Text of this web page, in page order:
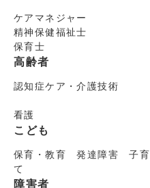
ケアマネジャー
精神保健福祉士
保育士
高齢者
認知症ケア・介護技術
看護
こども
保育・教育 発達障害 子育
て
障害者